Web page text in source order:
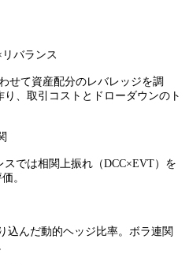
バランス
せて資産配分のレバレッジを調
、取引コストとドローダウンのト
では相関上振れ（DCC×EVT）を
。
込んだ動的ヘッジ比率。ボラ連関